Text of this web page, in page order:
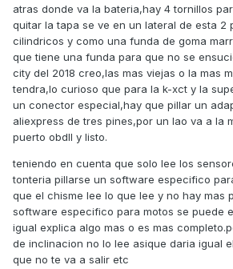
atras donde va la bateria,hay 4 tornillos
quitar la tapa se ve en un lateral de esta 2
cilindricos y como una funda de goma
que tiene una funda para que no se
city del 2018 creo,las mas viejas o la mas
tendra,lo curioso que para la k-xct y la
un conector especial,hay que pillar un
aliexpress de tres pines,por un lao va a la
puerto obdII y listo.
teniendo en cuenta que solo lee los
tonteria pillarse un software especifico
que el chisme lee lo que lee y no hay mas
software especifico para motos se puede
igual explica algo mas o es mas
de inclinacion no lo lee asique daria igual
que no te va a salir etc